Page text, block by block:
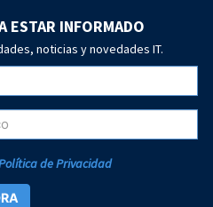
ESTAR INFORMADO
noticias y novedades IT.
de Privacidad